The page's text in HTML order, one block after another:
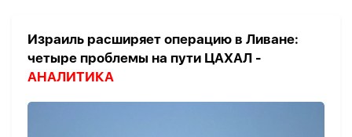
Израиль расширяет операцию в Ливане:
четыре проблемы на пути ЦАХАЛ -
АНАЛИТИКА